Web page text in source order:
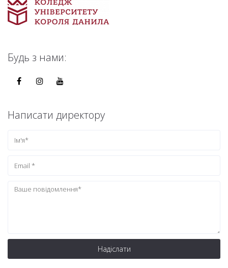
Будь з нами:
Написати директору
Надіслати